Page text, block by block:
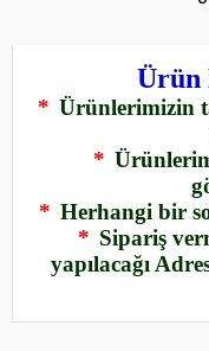
Ürün
* Ürünlerimizin
*
* Herhangi bir
* Sipariş
yapılacağı